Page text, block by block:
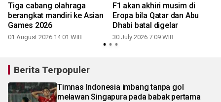
Tiga cabang olahraga
berangkat mandiri ke Asian
Games 2026
01 August 2026 14:01 WIB
F1 akan akhiri musim di
Eropa bila Qatar dan Abu
Dhabi batal digelar
30 July 2026 7:09 WIB
Berita Terpopuler
Timnas Indonesia imbang tanpa gol
melawan Singapura pada babak pertama